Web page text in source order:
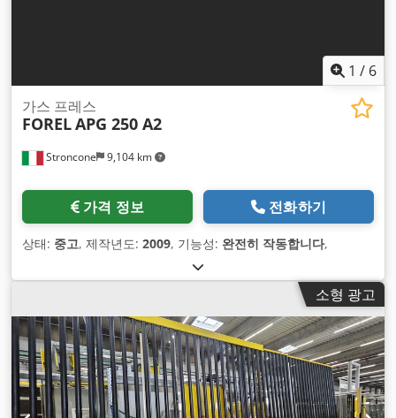
1 / 6
Stroncone 9,104 km
가스 프레스
FORELAPG 250 A2
가격 정보 전화하기
상태: 중고, 제작년도: 2009, 기능성: 완전히 작동합니다,
소형 광고